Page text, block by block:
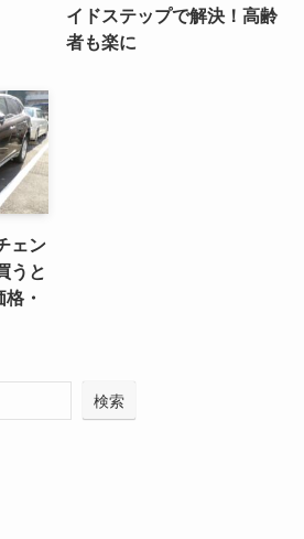
イドステップで解決！高齢
者も楽に
ェン
うと
・
検索